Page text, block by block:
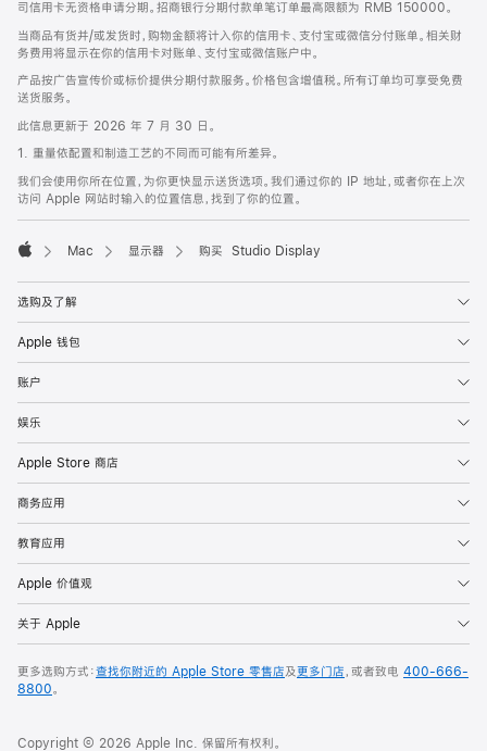
司信用卡无资格申请分期。招商银行分期付款单笔订单最高限额为 RMB 150000。
当商品有货并/或发货时，购物金额将计入你的信用卡、支付宝或微信分付账单。相关财
务费用将显示在你的信用卡对账单、支付宝或微信账户中。
产品按广告宣传价或标价提供分期付款服务。价格包含增值税。所有订单均可享受免费
送货服务。
此信息更新于 2026 年 7 月 30 日。
1. 重量依配置和制造工艺的不同而可能有所差异。
我们会使用你所在位置，为你更快显示送货选项。我们通过你的 IP 地址，或者你在上次
访问 Apple 网站时输入的位置信息，找到了你的位置。
Mac 显示器 购买 Studio Display
选购及了解
Apple 钱包
账户
娱乐
Apple Store 商店
商务应用
教育应用
Apple 价值观
关于 Apple
更多选购方式：查找你附近的 Apple Store 零售店及更多门店，或者致电 400-666-
8800。
Copyright © 2026 Apple Inc. 保留所有权利。